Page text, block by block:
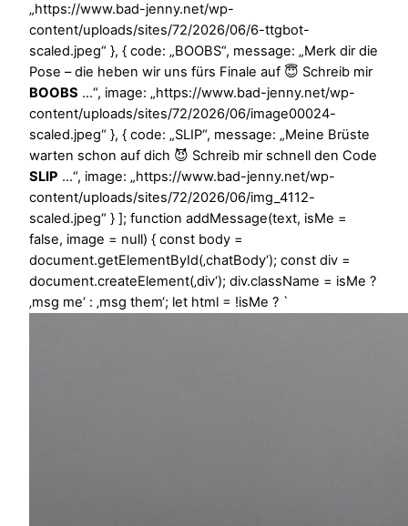
„https://www.bad-jenny.net/wp-
content/uploads/sites/72/2026/06/6-ttgbot-
scaled.jpeg“ }, { code: „BOOBS“, message: „Merk dir die
Pose – die heben wir uns fürs Finale auf 😇 Schreib mir
BOOBS …“, image: „https://www.bad-jenny.net/wp-
content/uploads/sites/72/2026/06/image00024-
scaled.jpeg“ }, { code: „SLIP“, message: „Meine Brüste
warten schon auf dich 😈 Schreib mir schnell den Code
SLIP …“, image: „https://www.bad-jenny.net/wp-
content/uploads/sites/72/2026/06/img_4112-
scaled.jpeg“ } ]; function addMessage(text, isMe =
false, image = null) { const body =
document.getElementById(‚chatBody‘); const div =
document.createElement(‚div‘); div.className = isMe ?
‚msg me‘ : ‚msg them‘; let html = !isMe ? `